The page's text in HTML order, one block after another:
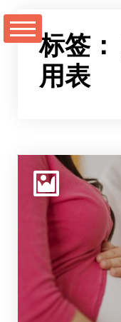
至
标签：
用表